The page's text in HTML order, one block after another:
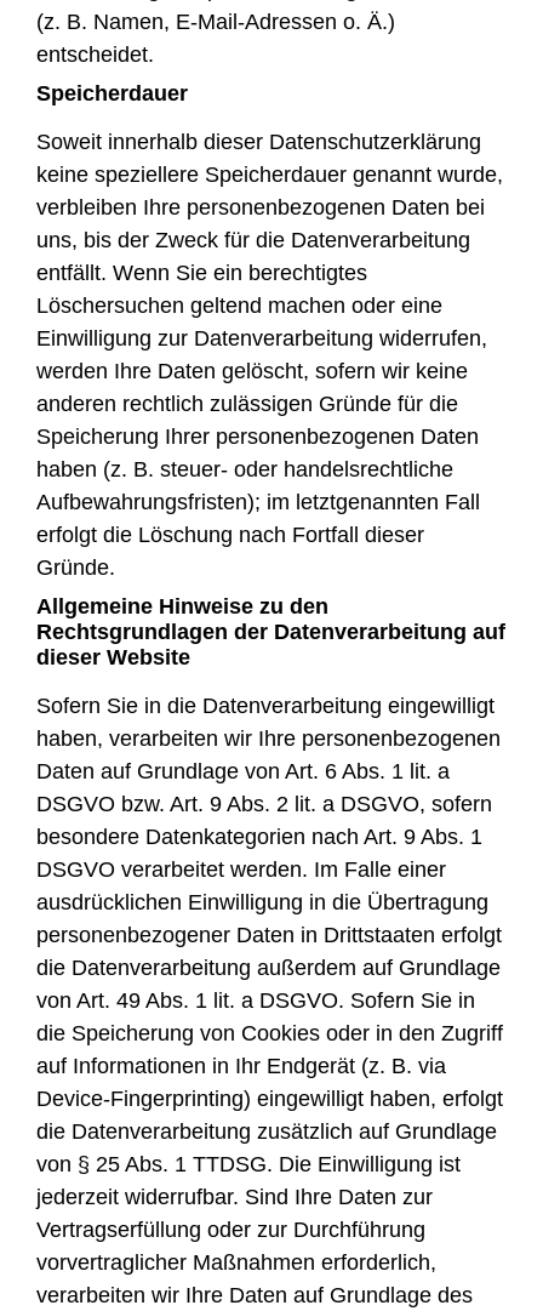
(z. B. Namen, E-Mail-Adressen o. Ä.)
entscheidet.
Speicherdauer
Soweit innerhalb dieser Datenschutzerklärung
keine speziellere Speicherdauer genannt wurde,
verbleiben Ihre personenbezogenen Daten bei
uns, bis der Zweck für die Datenverarbeitung
entfällt. Wenn Sie ein berechtigtes
Löschersuchen geltend machen oder eine
Einwilligung zur Datenverarbeitung widerrufen,
werden Ihre Daten gelöscht, sofern wir keine
anderen rechtlich zulässigen Gründe für die
Speicherung Ihrer personenbezogenen Daten
haben (z. B. steuer- oder handelsrechtliche
Aufbewahrungsfristen); im letztgenannten Fall
erfolgt die Löschung nach Fortfall dieser
Gründe.
Allgemeine Hinweise zu den
Rechtsgrundlagen der Datenverarbeitung auf
dieser Website
Sofern Sie in die Datenverarbeitung eingewilligt
haben, verarbeiten wir Ihre personenbezogenen
Daten auf Grundlage von Art. 6 Abs. 1 lit. a
DSGVO bzw. Art. 9 Abs. 2 lit. a DSGVO, sofern
besondere Datenkategorien nach Art. 9 Abs. 1
DSGVO verarbeitet werden. Im Falle einer
ausdrücklichen Einwilligung in die Übertragung
personenbezogener Daten in Drittstaaten erfolgt
die Datenverarbeitung außerdem auf Grundlage
von Art. 49 Abs. 1 lit. a DSGVO. Sofern Sie in
die Speicherung von Cookies oder in den Zugriff
auf Informationen in Ihr Endgerät (z. B. via
Device-Fingerprinting) eingewilligt haben, erfolgt
die Datenverarbeitung zusätzlich auf Grundlage
von § 25 Abs. 1 TTDSG. Die Einwilligung ist
jederzeit widerrufbar. Sind Ihre Daten zur
Vertragserfüllung oder zur Durchführung
vorvertraglicher Maßnahmen erforderlich,
verarbeiten wir Ihre Daten auf Grundlage des